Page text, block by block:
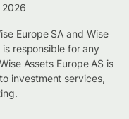
2026
Europe SA and Wise
is responsible for any
Assets Europe AS is
investment services,